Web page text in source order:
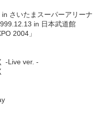
さいたまスーパーアリーナ
in 日本武道館
2004」
-Live ver. -